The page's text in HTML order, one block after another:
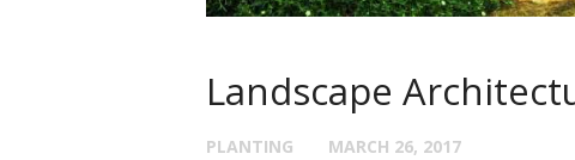
Landscape
PLANTING MARCH 26, 2017